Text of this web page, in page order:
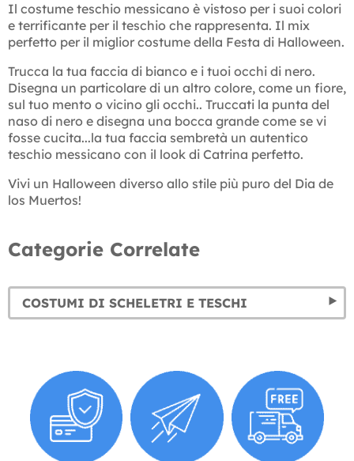
Il costume teschio messicano è vistoso per i suoi colori
e terrificante per il teschio che rappresenta. Il mix
perfetto per il miglior costume della Festa di Halloween.
Trucca la tua faccia di bianco e i tuoi occhi di nero.
Disegna un particolare di un altro colore, come un fiore,
sul tuo mento o vicino gli occhi.. Truccati la punta del
naso di nero e disegna una bocca grande come se vi
fosse cucita...la tua faccia sembretà un autentico
teschio messicano con il look di Catrina perfetto.
Vivi un Halloween diverso allo stile più puro del Dia de
los Muertos!
Categorie Correlate
COSTUMI DI SCHELETRI E TESCHI